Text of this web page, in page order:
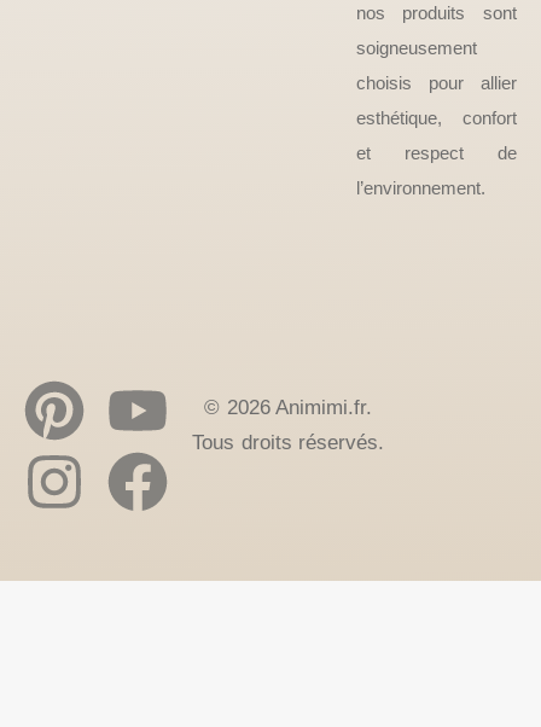
nos produits sont
soigneusement
choisis pour allier
esthétique, confort
et respect de
l’environnement.
© 2026 Animimi.fr.
Tous droits réservés.